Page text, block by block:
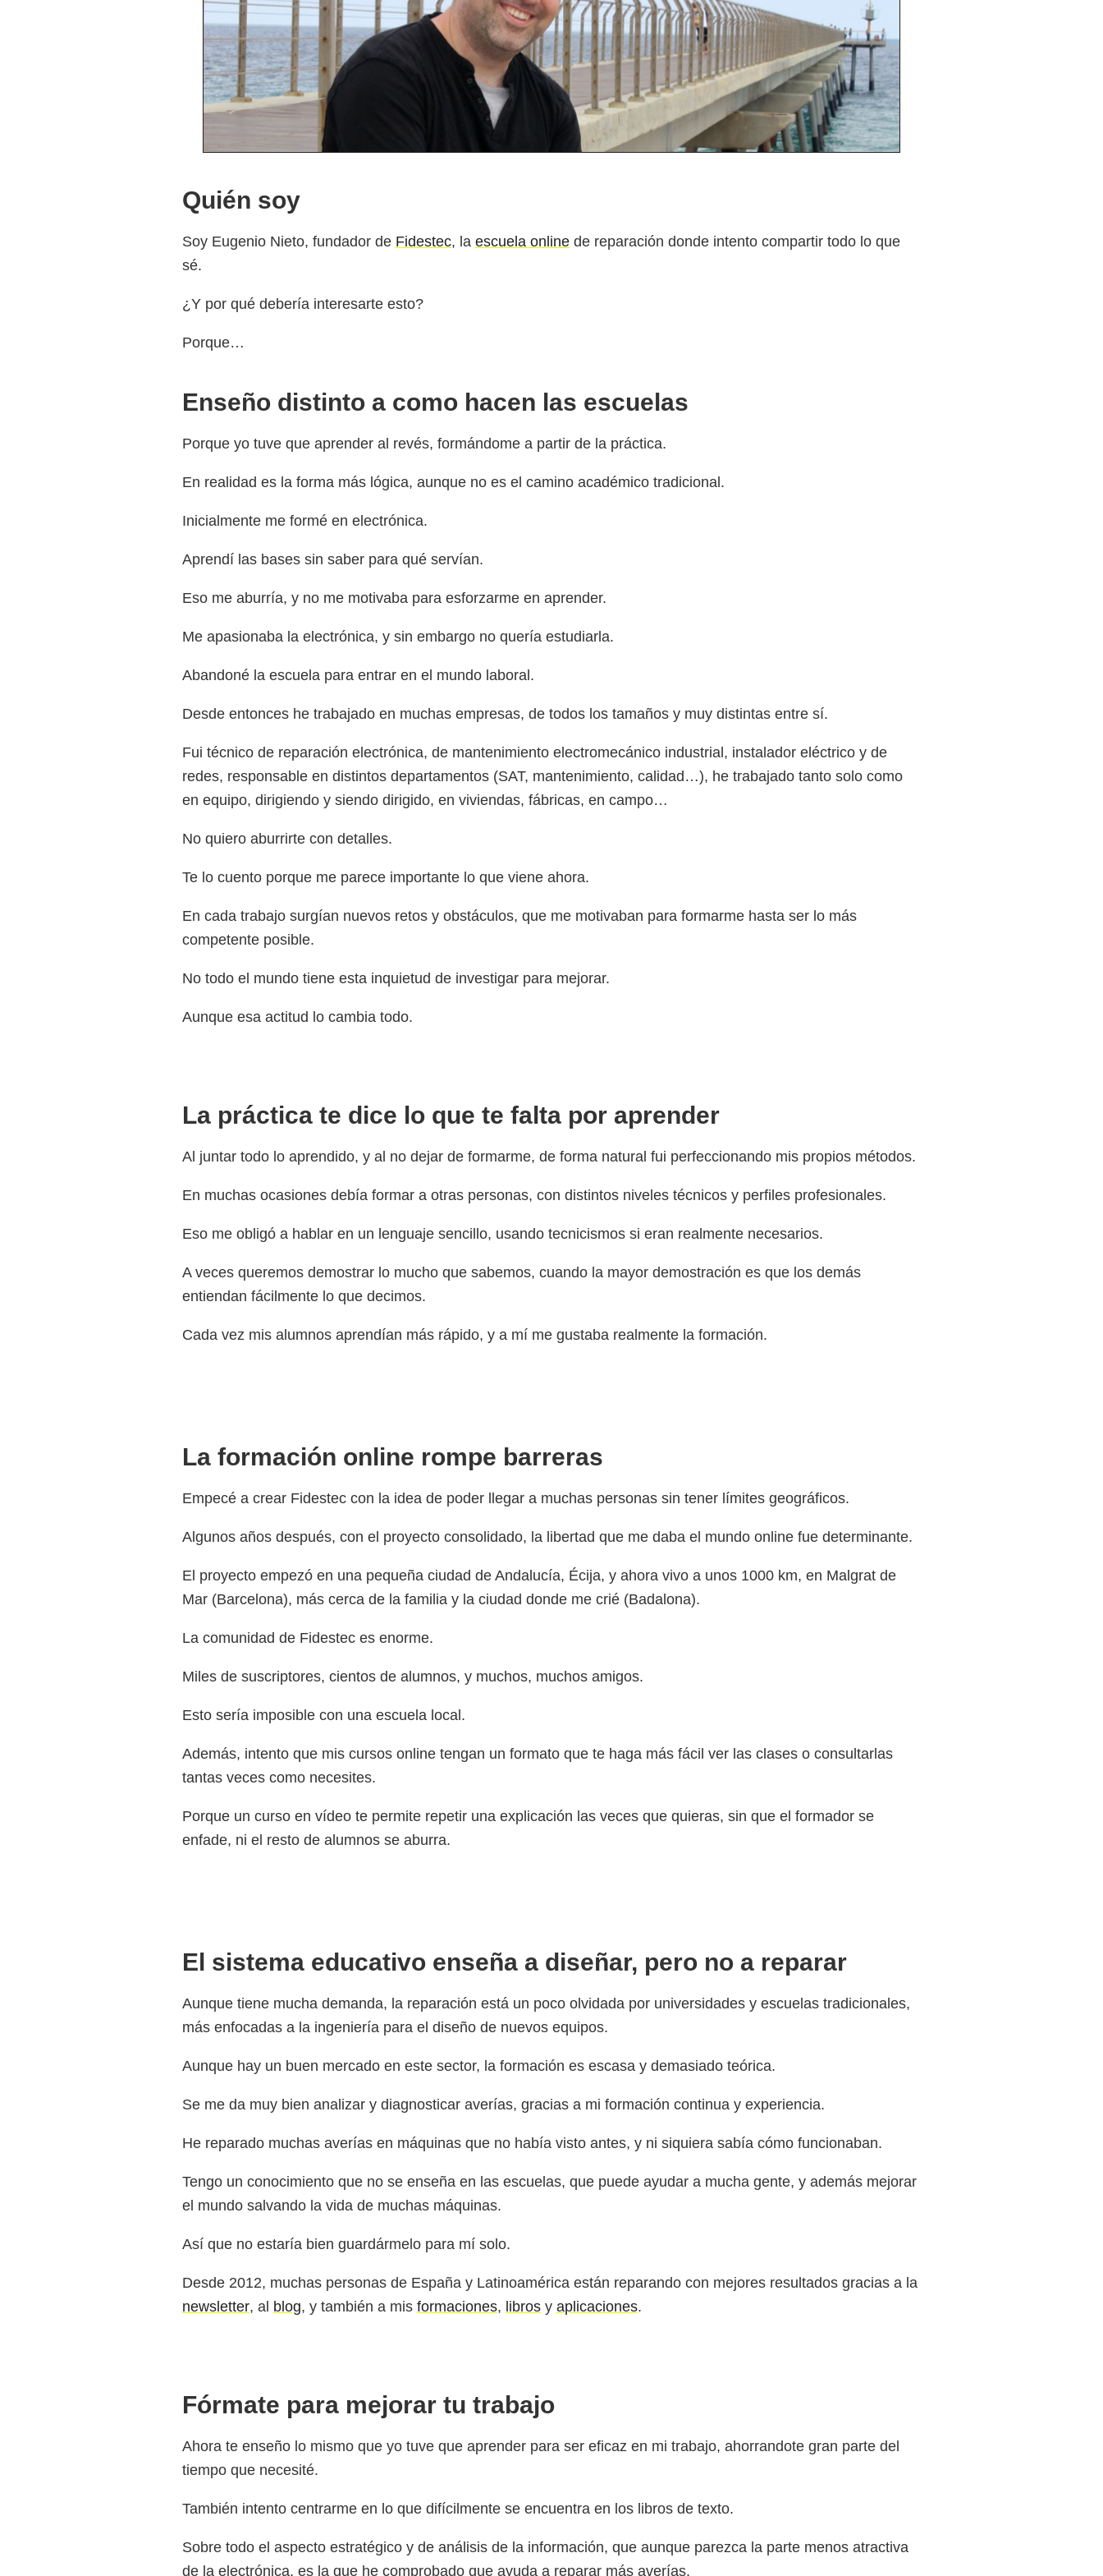
Quién soy
Soy Eugenio Nieto, fundador de Fidestec, la escuela online de reparación donde intento compartir todo lo que
sé.
¿Y por qué debería interesarte esto?
Porque…
Enseño distinto a como hacen las escuelas
Porque yo tuve que aprender al revés, formándome a partir de la práctica.
En realidad es la forma más lógica, aunque no es el camino académico tradicional.
Inicialmente me formé en electrónica.
Aprendí las bases sin saber para qué servían.
Eso me aburría, y no me motivaba para esforzarme en aprender.
Me apasionaba la electrónica, y sin embargo no quería estudiarla.
Abandoné la escuela para entrar en el mundo laboral.
Desde entonces he trabajado en muchas empresas, de todos los tamaños y muy distintas entre sí.
Fui técnico de reparación electrónica, de mantenimiento electromecánico industrial, instalador eléctrico y de
redes, responsable en distintos departamentos (SAT, mantenimiento, calidad…), he trabajado tanto solo como
en equipo, dirigiendo y siendo dirigido, en viviendas, fábricas, en campo…
No quiero aburrirte con detalles.
Te lo cuento porque me parece importante lo que viene ahora.
En cada trabajo surgían nuevos retos y obstáculos, que me motivaban para formarme hasta ser lo más
competente posible.
No todo el mundo tiene esta inquietud de investigar para mejorar.
Aunque esa actitud lo cambia todo.
La práctica te dice lo que te falta por aprender
Al juntar todo lo aprendido, y al no dejar de formarme, de forma natural fui perfeccionando mis propios métodos.
En muchas ocasiones debía formar a otras personas, con distintos niveles técnicos y perfiles profesionales.
Eso me obligó a hablar en un lenguaje sencillo, usando tecnicismos si eran realmente necesarios.
A veces queremos demostrar lo mucho que sabemos, cuando la mayor demostración es que los demás
entiendan fácilmente lo que decimos.
Cada vez mis alumnos aprendían más rápido, y a mí me gustaba realmente la formación.
La formación online rompe barreras
Empecé a crear Fidestec con la idea de poder llegar a muchas personas sin tener límites geográficos.
Algunos años después, con el proyecto consolidado, la libertad que me daba el mundo online fue determinante.
El proyecto empezó en una pequeña ciudad de Andalucía, Écija, y ahora vivo a unos 1000 km, en Malgrat de
Mar (Barcelona), más cerca de la familia y la ciudad donde me crié (Badalona).
La comunidad de Fidestec es enorme.
Miles de suscriptores, cientos de alumnos, y muchos, muchos amigos.
Esto sería imposible con una escuela local.
Además, intento que mis cursos online tengan un formato que te haga más fácil ver las clases o consultarlas
tantas veces como necesites.
Porque un curso en vídeo te permite repetir una explicación las veces que quieras, sin que el formador se
enfade, ni el resto de alumnos se aburra.
El sistema educativo enseña a diseñar, pero no a reparar
Aunque tiene mucha demanda, la reparación está un poco olvidada por universidades y escuelas tradicionales,
más enfocadas a la ingeniería para el diseño de nuevos equipos.
Aunque hay un buen mercado en este sector, la formación es escasa y demasiado teórica.
Se me da muy bien analizar y diagnosticar averías, gracias a mi formación continua y experiencia.
He reparado muchas averías en máquinas que no había visto antes, y ni siquiera sabía cómo funcionaban.
Tengo un conocimiento que no se enseña en las escuelas, que puede ayudar a mucha gente, y además mejorar
el mundo salvando la vida de muchas máquinas.
Así que no estaría bien guardármelo para mí solo.
Desde 2012, muchas personas de España y Latinoamérica están reparando con mejores resultados gracias a la
newsletter, al blog, y también a mis formaciones, libros y aplicaciones.
Fórmate para mejorar tu trabajo
Ahora te enseño lo mismo que yo tuve que aprender para ser eficaz en mi trabajo, ahorrandote gran parte del
tiempo que necesité.
También intento centrarme en lo que difícilmente se encuentra en los libros de texto.
Sobre todo el aspecto estratégico y de análisis de la información, que aunque parezca la parte menos atractiva
de la electrónica, es la que he comprobado que ayuda a reparar más averías.